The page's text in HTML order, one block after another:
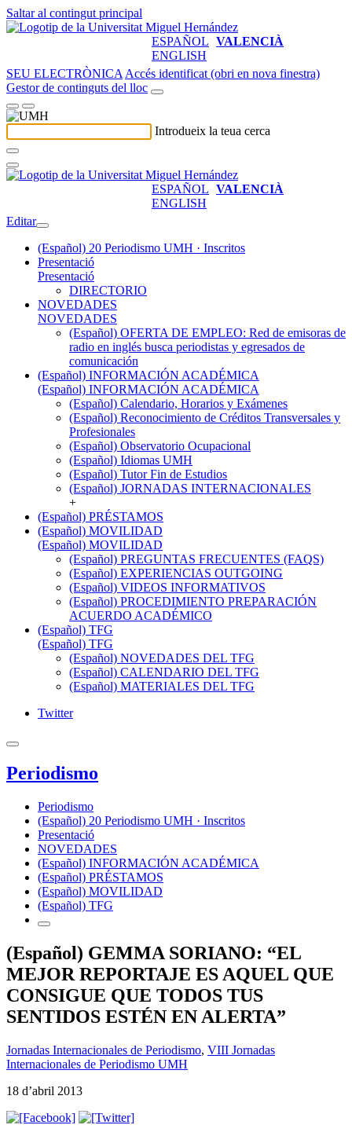
Saltar al contingut principal
ESPAÑOL VALENCIÀ
ENGLISH
SEU ELECTRÒNICA Accés identificat (obri en nova finestra)
Gestor de continguts del lloc
Introdueix la teua cerca
ESPAÑOL VALENCIÀ
ENGLISH
Editar
(Español) 20 Periodismo UMH · Inscritos
Presentació
Presentació
DIRECTORIO
NOVEDADES
NOVEDADES
(Español) OFERTA DE EMPLEO: Red de emisoras de
radio en inglés busca periodistas y egresados de
comunicación
(Español) INFORMACIÓN ACADÉMICA
(Español) INFORMACIÓN ACADÉMICA
(Español) Calendario, Horarios y Exámenes
(Español) Reconocimiento de Créditos Transversales y
Profesionales
(Español) Observatorio Ocupacional
(Español) Idiomas UMH
(Español) Tutor Fin de Estudios
(Español) JORNADAS INTERNACIONALES
+
(Español) PRÉSTAMOS
(Español) MOVILIDAD
(Español) MOVILIDAD
(Español) PREGUNTAS FRECUENTES (FAQS)
(Español) EXPERIENCIAS OUTGOING
(Español) VIDEOS INFORMATIVOS
(Español) PROCEDIMIENTO PREPARACIÓN
ACUERDO ACADÉMICO
(Español) TFG
(Español) TFG
(Español) NOVEDADES DEL TFG
(Español) CALENDARIO DEL TFG
(Español) MATERIALES DEL TFG
Twitter
Periodismo
Periodismo
(Español) 20 Periodismo UMH · Inscritos
Presentació
NOVEDADES
(Español) INFORMACIÓN ACADÉMICA
(Español) PRÉSTAMOS
(Español) MOVILIDAD
(Español) TFG
(Español) GEMMA SORIANO: “EL
MEJOR REPORTAJE ES AQUEL QUE
CONSIGUE QUE TODOS TUS
SENTIDOS ESTÉN EN ALERTA”
Jornadas Internacionales de Periodismo, VIII Jornadas
Internacionales de Periodismo UMH
18 d’abril 2013